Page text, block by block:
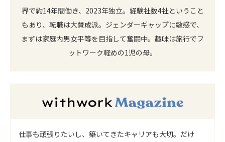
界で約14年間働き、2023年独立。経験社数4社ということ
もあり、転職は大賛成派。ジェンダーギャップに敏感で、
まずは家庭内男女平等を目指して奮闘中。趣味は旅行でフ
ットワーク軽めの1児の母。
仕事も頑張りたいし、築いてきたキャリアも大切。だけ